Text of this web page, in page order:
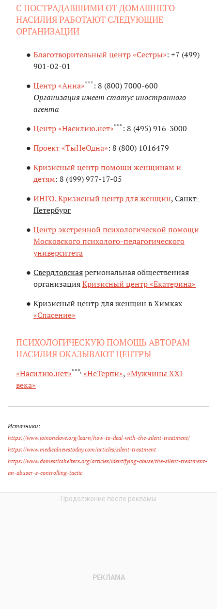
С ПОСТРАДАВШИМИ ОТ ДОМАШНЕГО
НАСИЛИЯ РАБОТАЮТ СЛЕДУЮЩИЕ
ОРГАНИЗАЦИИ
Благотворительный центр «Сестры»: +7 (499)
901-02-01
Центр «Анна»*** : 8 (800) 7000-600
Организация имеет статус иностранного
агента
Центр «Насилию.нет»*** : 8 (495) 916-3000
Проект «ТыНеОдна»: 8 (800) 1016479
Кризисный центр помощи женщинам и
детям: 8 (499) 977-17-05
ИНГО. Кризисный центр для женщин,Санкт-
Петербург
Центр экстренной психологической помощи
Московского психолого-педагогического
университета
Свердловскаярегиональная общественная
организацияКризисный центр «Екатерина»
Кризисный центр для женщин в Химках
«Спасение»
ПСИХОЛОГИЧЕСКУЮ ПОМОЩЬ АВТОРАМ
НАСИЛИЯ ОКАЗЫВАЮТ ЦЕНТРЫ
«Насилию.нет»***, «НеТерпи»,«Мужчины XXI
века»
Источники:
https://www.joinonelove.org/learn/how-to-deal-with-the-silent-treatment/
https://www.medicalnewstoday.com/articles/silent-treatment
https://www.domesticshelters.org/articles/identifying-abuse/the-silent-treatment-
an-abuser-s-controlling-tactic